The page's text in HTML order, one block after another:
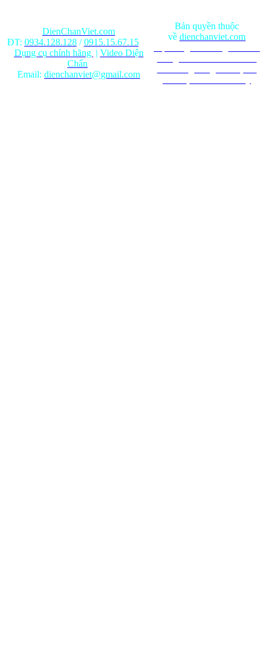
DienChanViet.com
ĐT: 0934.128.128/0915.15.67.15
Dụng cụ chính hãng | Video Diện
Chẩn
Email: dienchanviet@gmail.com
Bản quyền thuộc
về dienchanviet.com